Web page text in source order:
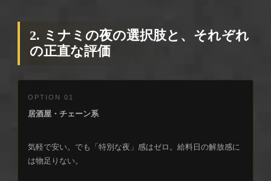
2. ミナミの夜の選択肢と、それぞれ
の正直な評価
OPTION 01
居酒屋・チェーン系
気軽で安い。でも「特別な夜」感はゼロ。給料日の解放感に
は物足りない。